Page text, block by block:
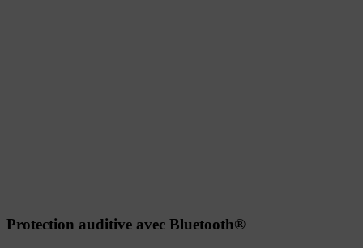
Protection auditive avec Bluetooth®